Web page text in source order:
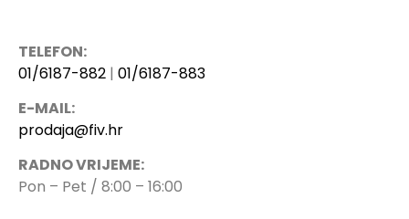
TELEFON:
01/6187-882 | 01/6187-883
E-MAIL:
prodaja@fiv.hr
RADNO VRIJEME:
Pon – Pet / 8:00 – 16:00